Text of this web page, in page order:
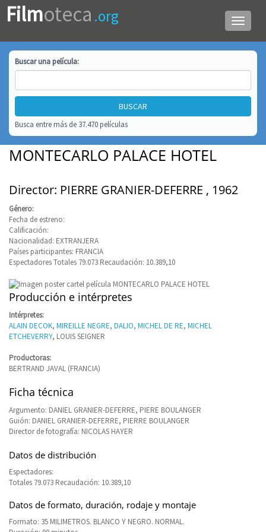
Menú
de
Filmoteca .org
Buscar unapelícula:
Busca entre más de 37.470 películas
MONTECARLO PALACE HOTEL
Director: PIERRE GRANIER-DEFERRE , 1962
Género:
Fecha de estreno:
Calificación:
Nacionalidad: EXTRANJERA
Países participantes: FRANCIA
Espectadores Totales 79.073 Recaudación: 10.389,10
Producción e intérpretes
Intérpretes:
ALAIN DECOK, MIREILLE NEGRE, DALIO, MICHEL DE RE, MICHEL
ETCHEVERRY, LOUIS SEIGNER
Productoras:
BERTRAND JAVAL (FRANCIA)
Ficha técnica
Argumento: DANIEL GRANIER-DEFERRE, PIERE BOULANGER
Guión: DANIEL GRANIER-DEFERRE, PIERRE BOULANGER
Director de fotografía: NICOLAS HAYER
Datos de distribución
Espectadores:
Totales 79.073 Recaudación: 10.389,10
Datos de formato, duración, rodaje y montaje
Formato: 35 MILIMETROS. BLANCO Y NEGRO. NORMAL.